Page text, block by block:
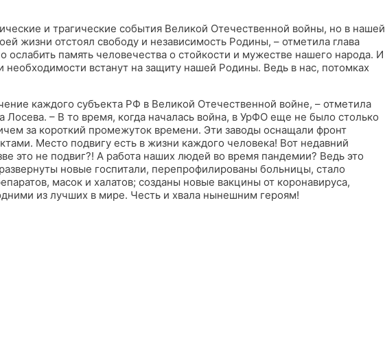
и трагические события Великой Отечественной войны, но в нашей
жизни отстоял свободу и независимость Родины, – отметила глава
ослабить память человечества о стойкости и мужестве нашего народа. И
необходимости встанут на защиту нашей Родины. Ведь в нас, потомках
каждого субъекта РФ в Великой Отечественной войне, – отметила
– В то время, когда началась война, в УрФО еще не было столько
за короткий промежуток времени. Эти заводы оснащали фронт
Место подвигу есть в жизни каждого человека! Вот недавний
это не подвиг?! А работа наших людей во время пандемии? Ведь это
новые госпитали, перепрофилированы больницы, стало
масок и халатов; созданы новые вакцины от коронавируса,
из лучших в мире. Честь и хвала нынешним героям!